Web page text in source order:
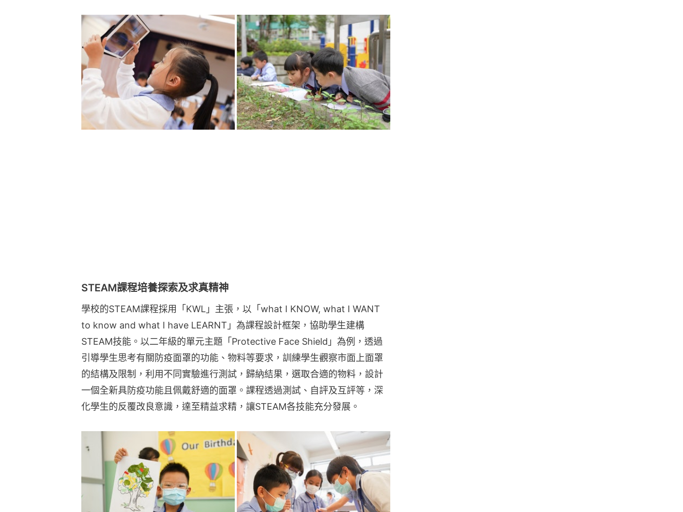
STEAM課程培養探索及求真精神
學校的STEAM課程採用「KWL」主張，以「what I KNOW, what I WANT
to know and what I have LEARNT」為課程設計框架，協助學生建構
STEAM技能。以二年級的單元主題「Protective Face Shield」為例，透過
引導學生思考有關防疫面罩的功能、物料等要求，訓練學生觀察市面上面罩
的結構及限制，利用不同實驗進行測試，歸納結果，選取合適的物料，設計
一個全新具防疫功能且佩戴舒適的面罩。課程透過測試、自評及互評等，深
化學生的反覆改良意識，達至精益求精，讓STEAM各技能充分發展。